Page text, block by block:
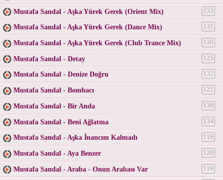
Mustafa Sandal - Aşka Yürek Gerek (Orient Mix) 133
Mustafa Sandal - Aşka Yürek Gerek (Dance Mix) 131
Mustafa Sandal - Aşka Yürek Gerek (Club Trance Mix) 130
Mustafa Sandal - Detay 125
Mustafa Sandal - Denize Doğru 132
Mustafa Sandal - Bombacı 121
Mustafa Sandal - Bir Anda 138
Mustafa Sandal - Beni Ağlatma 134
Mustafa Sandal - Aşka İnancım Kalmadı 119
Mustafa Sandal - Aya Benzer 120
Mustafa Sandal - Araba - Onun Arabası Var 119